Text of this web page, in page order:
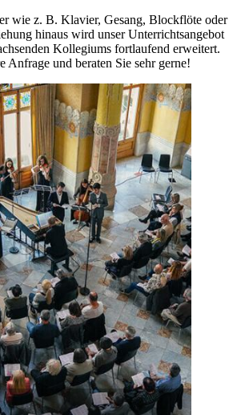
wie z. B. Klavier, Gesang, Blockflöte oder
hinaus wird unser Unterrichtsangebot
Kollegiums fortlaufend erweitert.
Anfrage und beraten Sie sehr gerne!